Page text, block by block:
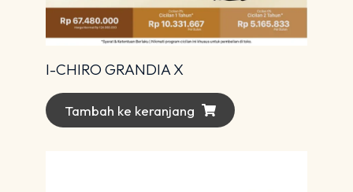
I-CHIRO GRANDIA X
Tambah ke keranjang